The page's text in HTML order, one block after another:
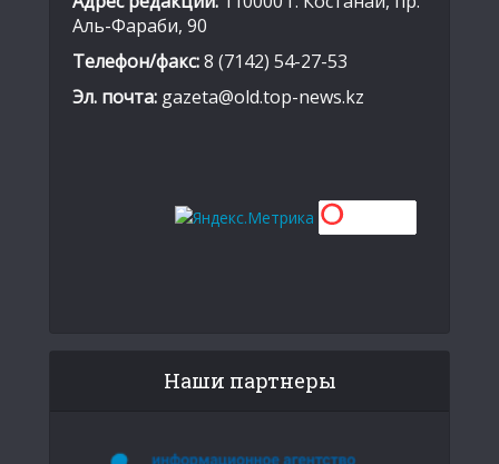
Аль-Фараби, 90
Телефон/факс:8 (7142) 54-27-53
Эл. почта: gazeta@old.top-news.kz
Наши партнеры